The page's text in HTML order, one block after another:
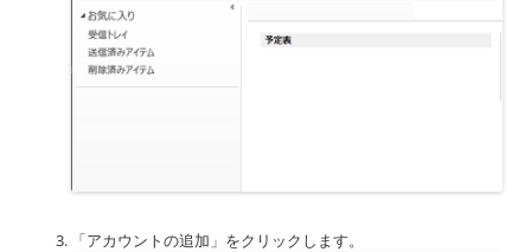
「アカウントの追加」をクリックします。